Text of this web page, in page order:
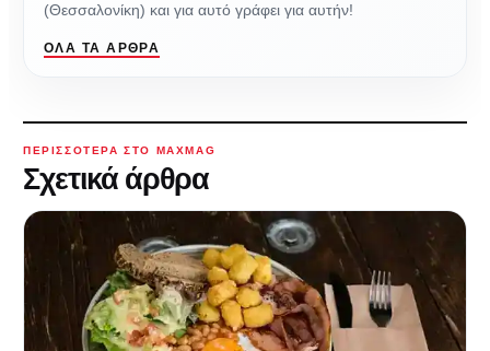
(Θεσσαλονίκη) και για αυτό γράφει για αυτήν!
ΌΛΑ ΤΑ ΆΡΘΡΑ
ΠΕΡΙΣΣΌΤΕΡΑ ΣΤΟ MAXMAG
Σχετικά άρθρα